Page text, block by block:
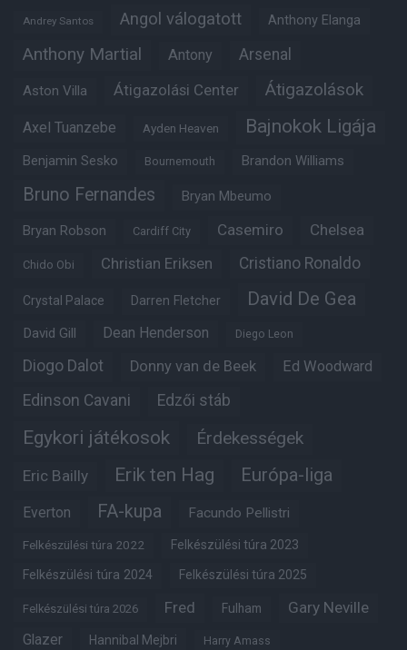
Andrey Santos Angol válogatott Anthony Elanga
Anthony Martial Antony Arsenal
Aston Villa Átigazolási Center Átigazolások
Axel Tuanzebe Ayden Heaven Bajnokok Ligája
Benjamin Sesko Bournemouth Brandon Williams
Bruno Fernandes Bryan Mbeumo
Bryan Robson Cardiff City Casemiro Chelsea
Chido Obi Christian Eriksen Cristiano Ronaldo
Crystal Palace Darren Fletcher David De Gea
David Gill Dean Henderson Diego Leon
Diogo Dalot Donny van de Beek Ed Woodward
Edinson Cavani Edzői stáb
Egykori játékosok Érdekességek
Eric Bailly Erik ten Hag Európa-liga
Everton FA-kupa Facundo Pellistri
Felkészülési túra 2022 Felkészülési túra 2023
Felkészülési túra 2024 Felkészülési túra 2025
Felkészülési túra 2026 Fred Fulham Gary Neville
Glazer Hannibal Mejbri Harry Amass